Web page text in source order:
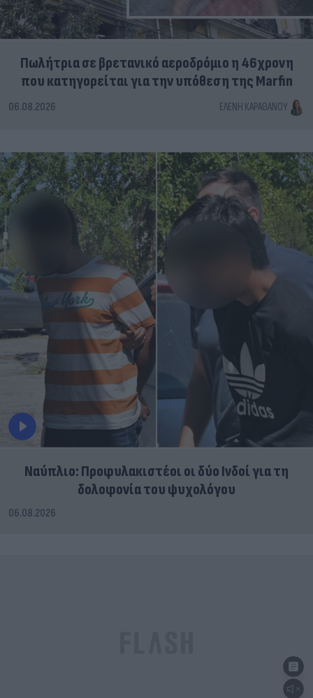
Πωλήτρια σε βρετανικό αεροδρόμιο η 46χρονη
που κατηγορείται για την υπόθεση της Marfin
06.08.2026 ΕΛΈΝΗ ΚΑΡΑΘΆΝΟΥ
Ναύπλιο: Προφυλακιστέοι οι δύο Ινδοί για τη
δολοφονία του ψυχολόγου
06.08.2026